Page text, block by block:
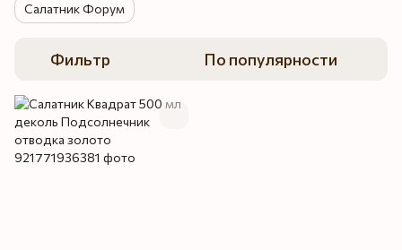
Салатник Форум
Фильтр По популярности